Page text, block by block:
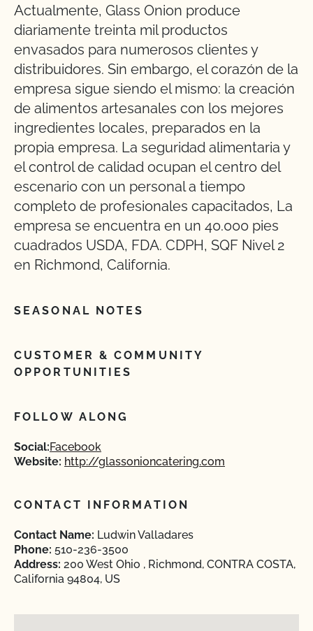
Actualmente, Glass Onion produce
diariamente treinta mil productos
envasados para numerosos clientes y
distribuidores. Sin embargo, el corazón de la
empresa sigue siendo el mismo: la creación
de alimentos artesanales con los mejores
ingredientes locales, preparados en la
propia empresa. La seguridad alimentaria y
el control de calidad ocupan el centro del
escenario con un personal a tiempo
completo de profesionales capacitados, La
empresa se encuentra en un 40.000 pies
cuadrados USDA, FDA. CDPH, SQF Nivel 2
en Richmond, California.
SEASONAL NOTES
CUSTOMER & COMMUNITY
OPPORTUNITIES
FOLLOW ALONG
Social:Facebook
Website: http://glassonioncatering.com
CONTACT INFORMATION
Contact Name: Ludwin Valladares
Phone: 510-236-3500
Address: 200 West Ohio , Richmond, CONTRA COSTA,
California 94804, US